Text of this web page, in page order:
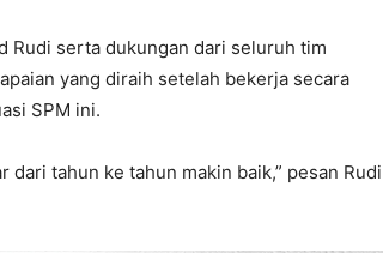
Rudi serta dukungan dari seluruh tim
yang diraih setelah bekerja secara
SPM ini.
tahun ke tahun makin baik,” pesan Rudi